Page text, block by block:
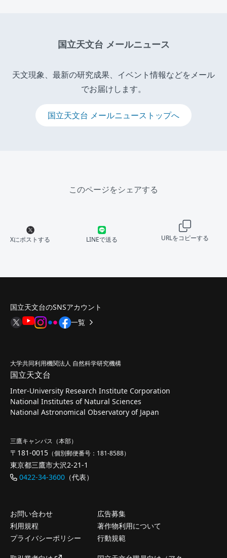
国立天文台 メールニュース
天文現象、最新の研究成果、イベント情報などをメール
でお届けします。
国立天文台 メールニューストップへ
このページをシェアする
Xにポストする LINEで送る URLをコピーする
国立天文台のSNSアカウント
一覧
大学共同利用機関法人 自然科学研究機構
国立天文台
Inter-University Research Institute Corporation
National Institutes of Natural Sciences
National Astronomical Observatory of Japan
三鷹キャンパス（本部）
〒181-0015 （個別郵便番号：181-8588）
東京都三鷹市大沢2-21-1
0422-34-3600 （代表）
お問い合わせ
広告募集
利用規程
著作物利用について
プライバシーポリシー
行動規範